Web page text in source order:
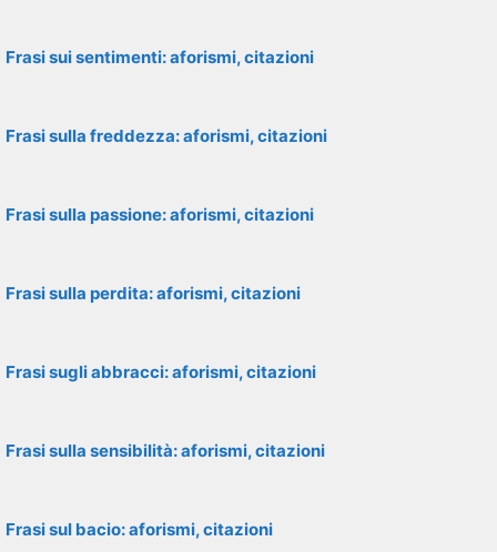
Frasi sui sentimenti: aforismi, citazioni
Frasi sulla freddezza: aforismi, citazioni
Frasi sulla passione: aforismi, citazioni
Frasi sulla perdita: aforismi, citazioni
Frasi sugli abbracci: aforismi, citazioni
Frasi sulla sensibilità: aforismi, citazioni
Frasi sul bacio: aforismi, citazioni